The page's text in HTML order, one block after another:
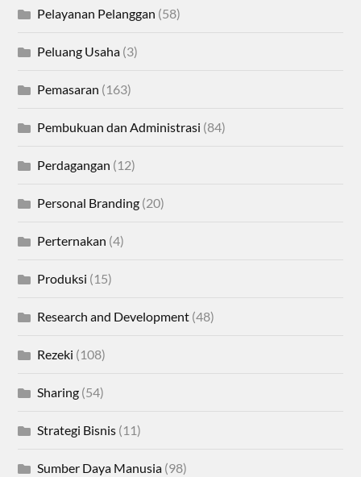
Pelayanan Pelanggan (58)
Peluang Usaha (3)
Pemasaran (163)
Pembukuan dan Administrasi (84)
Perdagangan (12)
Personal Branding (20)
Perternakan (4)
Produksi (15)
Research and Development (48)
Rezeki (108)
Sharing (54)
Strategi Bisnis (11)
Sumber Daya Manusia (98)